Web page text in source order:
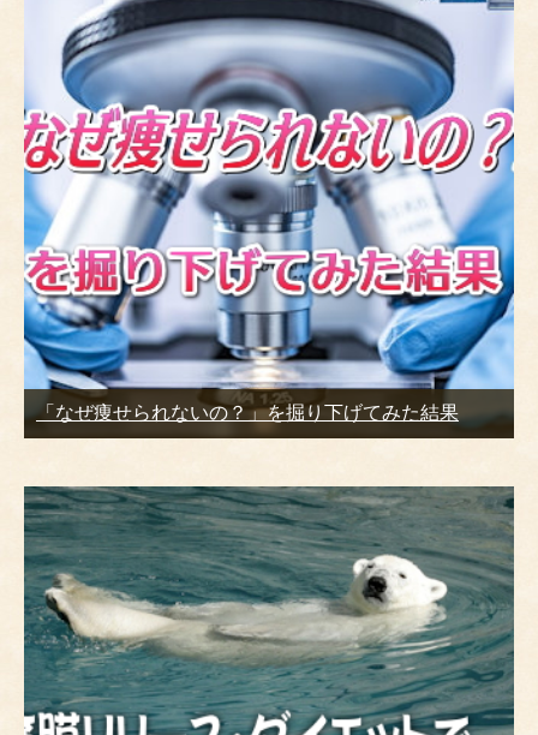
「なぜ痩せられないの？」を掘り下げてみた結果